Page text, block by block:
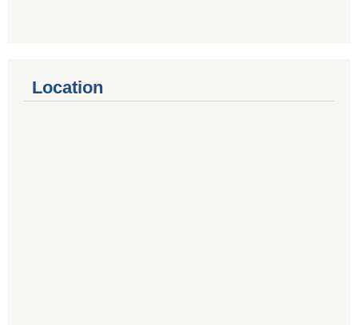
Location